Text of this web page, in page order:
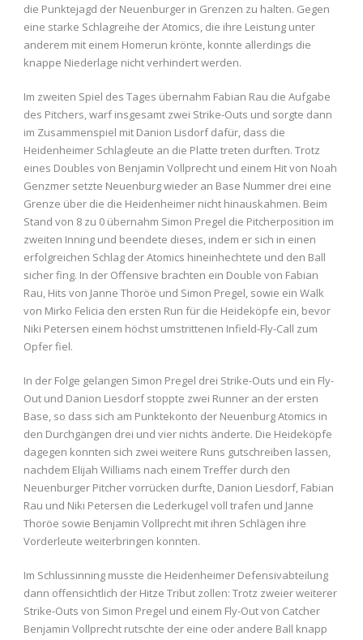
die Punktejagd der Neuenburger in Grenzen zu halten. Gegen
eine starke Schlagreihe der Atomics, die ihre Leistung unter
anderem mit einem Homerun krönte, konnte allerdings die
knappe Niederlage nicht verhindert werden.
Im zweiten Spiel des Tages übernahm Fabian Rau die Aufgabe
des Pitchers, warf insgesamt zwei Strike-Outs und sorgte dann
im Zusammenspiel mit Danion Lisdorf dafür, dass die
Heidenheimer Schlagleute an die Platte treten durften. Trotz
eines Doubles von Benjamin Vollprecht und einem Hit von Noah
Genzmer setzte Neuenburg wieder an Base Nummer drei eine
Grenze über die die Heidenheimer nicht hinauskahmen. Beim
Stand von 8 zu 0 übernahm Simon Pregel die Pitcherposition im
zweiten Inning und beendete dieses, indem er sich in einen
erfolgreichen Schlag der Atomics hineinhechtete und den Ball
sicher fing. In der Offensive brachten ein Double von Fabian
Rau, Hits von Janne Thoröe und Simon Pregel, sowie ein Walk
von Mirko Felicia den ersten Run für die Heideköpfe ein, bevor
Niki Petersen einem höchst umstrittenen Infield-Fly-Call zum
Opfer fiel.
In der Folge gelangen Simon Pregel drei Strike-Outs und ein Fly-
Out und Danion Liesdorf stoppte zwei Runner an der ersten
Base, so dass sich am Punktekonto der Neuenburg Atomics in
den Durchgängen drei und vier nichts änderte. Die Heideköpfe
dagegen konnten sich zwei weitere Runs gutschreiben lassen,
nachdem Elijah Williams nach einem Treffer durch den
Neuenburger Pitcher vorrücken durfte, Danion Liesdorf, Fabian
Rau und Niki Petersen die Lederkugel voll trafen und Janne
Thoröe sowie Benjamin Vollprecht mit ihren Schlägen ihre
Vorderleute weiterbringen konnten.
Im Schlussinning musste die Heidenheimer Defensivabteilung
dann offensichtlich der Hitze Tribut zollen: Trotz zweier weiterer
Strike-Outs von Simon Pregel und einem Fly-Out von Catcher
Benjamin Vollprecht rutschte der eine oder andere Ball knapp